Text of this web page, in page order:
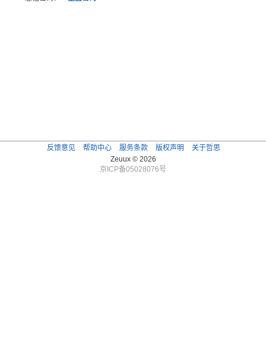
反馈意见 帮助中心 服务条款 版权声明
关于哲思
Zeuux © 2026
京ICP备05028076号